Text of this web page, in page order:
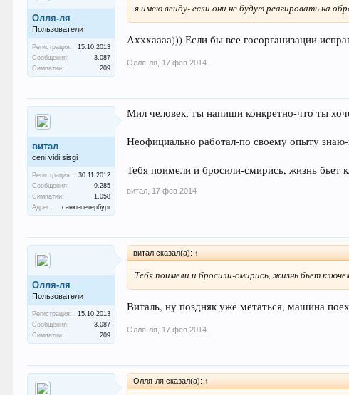
Олля-ля
Пользователи
Регистрация:
15.10.2013
Сообщения:
3.087
Симпатии:
209
я имею ввиду- если они не будут реагировать на
Ахххаааа))) Если бы все госорганизации
Олля-ля 17 фев 2014
витал
ceni vidi sisgi
Регистрация:
30.11.2012
Сообщения:
9.285
Симпатии:
1.058
Адрес:
санкт-петербург
Мил человек, ты напиши конкретно-что ты
Неофициально работал-по своему опыту
Тебя поимели и бросили-смирись, жизнь бьет
витал 17 фев 2014
Олля-ля
Пользователи
Регистрация:
15.10.2013
Сообщения:
3.087
Симпатии:
209
витал сказал(а): ↑
Тебя поимели и бросили-смирись, жизнь бьет
Виталь, ну поздняк уже метаться, машина
Олля-ля 17 фев 2014
Олля-ля сказал(а): ↑